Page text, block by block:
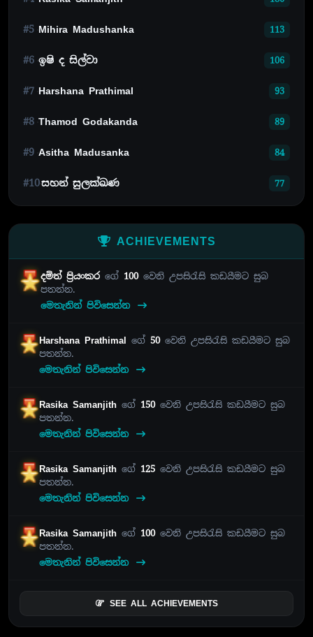
#5 Mihira Madushanka 113
#6 ඉෂි ද සිල්වා 106
#7 Harshana Prathimal 93
#8 Thamod Godakanda 89
#9 Asitha Madusanka 84
#10සහන් සුලක්ඛණ 77
ACHIEVEMENTS
දමිත් ප්‍රියංකරගේ 100වෙනි උපසිරැසි කඩයීමට සුබ
පතන්න.
මෙතැනින් පිවිසෙන්න
Harshana Prathimal ගේ 50වෙනි උපසිරැසි කඩයීමට සුබ
පතන්න.
මෙතැනින් පිවිසෙන්න
Rasika Samanjithගේ 150වෙනි උපසිරැසි කඩයීමට සුබ
පතන්න.
මෙතැනින් පිවිසෙන්න
Rasika Samanjithගේ 125 වෙනි උපසිරැසි කඩයීමට සුබ
පතන්න.
මෙතැනින් පිවිසෙන්න
Rasika Samanjithගේ 100වෙනි උපසිරැසි කඩයීමට සුබ
පතන්න.
මෙතැනින් පිවිසෙන්න
SEE ALL ACHIEVEMENTS